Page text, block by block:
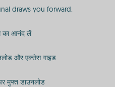
draws you forward.
का आनंद लें
और एक्सेस गाइड
मुफ्त डाउनलोड